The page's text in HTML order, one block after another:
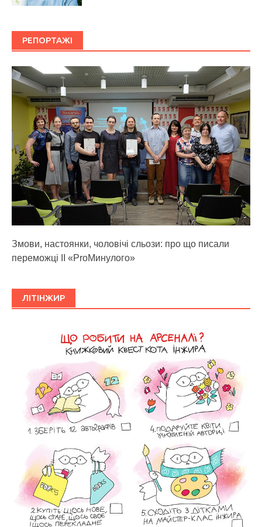
РЕПОРТАЖІ
Змови, настоянки, чоловічі сльози: про що писали
переможці ІІ «ProМинулого»
ЛІТІНЖИР